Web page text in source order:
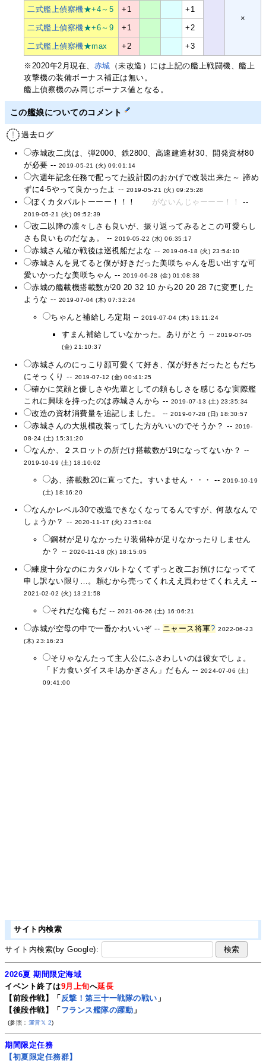
×
二式艦上偵察機★+4～5 +1 +1
二式艦上偵察機★+6～9 +1 +2
二式艦上偵察機★max +2 +3
※2020年2月現在、 赤城 （未改造）には上記の艦上戦闘機、艦上
攻撃機の装備ボーナス補正は無い。
艦上偵察機のみ同じボーナス値となる。
この艦娘についてのコメント
過去ログ
赤城改二戊は、弾2000、鉄2800、高速建造材30、開発資材80
が必要 -- 2019-05-21 (火) 09:01:14
六週年記念任務で配ってた設計図のおかげで改装出来た～ 諦め
ずに4-5やって良かったよ -- 2019-05-21 (火) 09:25:28
ぼくカタパルトーーー！！！ がないんじゃーーー！！ --
2019-05-21 (火) 09:52:39
改二以降の凛々しさも良いが、振り返ってみるとこの可愛らし
さも良いものだなぁ。 --2019-05-22 (水) 06:35:17
赤城さん確か戦後は巡視船だよな -- 2019-06-18 (火) 23:54:10
赤城さんを見てると僕が好きだった美咲ちゃんを思い出すな可
愛いかったな美咲ちゃん -- 2019-06-28 (金) 01:08:38
赤城の艦載機搭載数が20 20 32 10 から20 20 28 7に変更した
ような -- 2019-07-04 (木) 07:32:24
ちゃんと補給しろ定期 --2019-07-04 (木) 13:11:24
すまん補給していなかった。ありがとう --2019-07-05
(金) 21:10:37
赤城さんのにっこり顔可愛くて好き、僕が好きだったともだち
にそっくり -- 2019-07-12 (金) 00:41:25
確かに笑顔と優しさや先輩としての頼もしさを感じるな実際艦
これに興味を持ったのは赤城さんから -- 2019-07-13 (土) 23:35:34
改造の資材消費量を追記しました。 --2019-07-28 (日) 18:30:57
赤城さんの大規模改装ってした方がいいのでそうか？ -- 2019-
08-24 (土) 15:31:20
なんか、２スロットの所だけ搭載数が19になってないか？ --
2019-10-19 (土) 18:10:02
あ、搭載数20に直ってた。すいません・・・ -- 2019-10-19
(土) 18:16:20
なんかレベル30で改造できなくなってるんですが、何故なんで
しょうか？ -- 2020-11-17 (火) 23:51:04
鋼材が足りなかったり装備枠が足りなかったりしません
か？ --2020-11-18 (水) 18:15:05
練度十分なのにカタパルトなくてずっと改二お預けになってて
申し訳ない限り…。頼むから売ってくれええ買わせてくれええ --
2021-02-02 (火) 13:21:58
それだな俺もだ -- 2021-06-26 (土) 16:06:21
赤城が空母の中で一番かわいいぞ -- ニャース将軍? 2022-06-23
(木) 23:16:23
そりゃなんたって主人公にふさわしいのは彼女でしょ。
「ドカ食いダイスキ!あかぎさん」だもん -- 2024-07-06 (土)
09:41:00
サイト内検索
サイト内検索(by Google):
2026夏 期間限定海域
イベント終了は9月上旬へ延長
【前段作戦】「 反撃！第三十一戦隊の戦い 」
【後段作戦】「フランス艦隊の躍動 」
(参照： 運営𝕏 2)
期間限定任務
【初夏限定任務群】